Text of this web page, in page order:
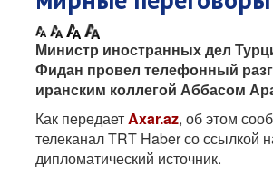
Министр иностранных дел
Фидан провел телефонный
иранским коллегой Аббасом
Как передаетAxar.az, об этом
телеканал TRT Haber со ссылкой
дипломатический источник.